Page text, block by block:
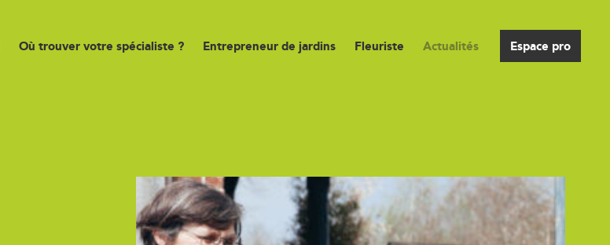
Où trouver votre spécialiste ? Entrepreneur de jardins Fleuriste Actualités Espace pro